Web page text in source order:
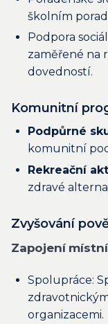
školním
Podpora
zaměřené na
dovedností.
Komunitní
Podpůrné
komunitní
Rekreační
zdravé
Zvyšování
Zapojení
Spolupráce:
organizacemi.